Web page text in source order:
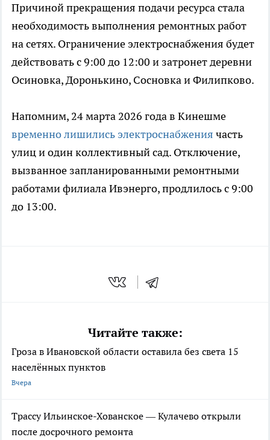
Причиной прекращения подачи ресурса стала
необходимость выполнения ремонтных работ
на сетях. Ограничение электроснабжения будет
действовать с 9:00 до 12:00 и затронет деревни
Осиновка, Доронькино, Сосновка и Филипково.
Напомним, 24 марта 2026 года в Кинешме
временно лишились электроснабжения часть
улиц и один коллективный сад. Отключение,
вызванное запланированными ремонтными
работами филиала Ивэнерго, продлилось с 9:00
до 13:00.
Читайте также:
Гроза в Ивановской области оставила без света 15
населённых пунктов
Вчера
Трассу Ильинское-Хованское — Кулачево открыли
после досрочного ремонта